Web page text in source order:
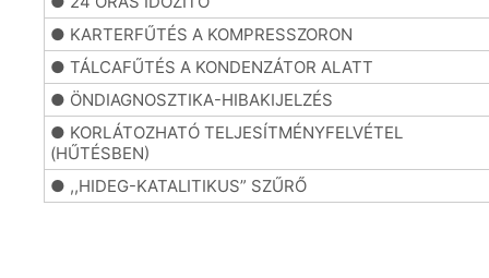
● KARTERFŰTÉS A KOMPRESSZORON
● TÁLCAFŰTÉS A KONDENZÁTOR ALATT
● ÖNDIAGNOSZTIKA-HIBAKIJELZÉS
● KORLÁTOZHATÓ TELJESÍTMÉNYFELVÉTEL
(HŰTÉSBEN)
● ,,HIDEG-KATALITIKUS” SZŰRŐ